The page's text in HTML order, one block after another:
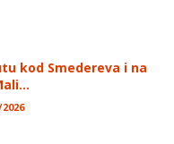
kod Smedereva i na